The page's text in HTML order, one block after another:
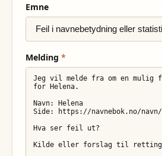
Emne
Melding *